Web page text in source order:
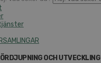
OCH UTVECKLING